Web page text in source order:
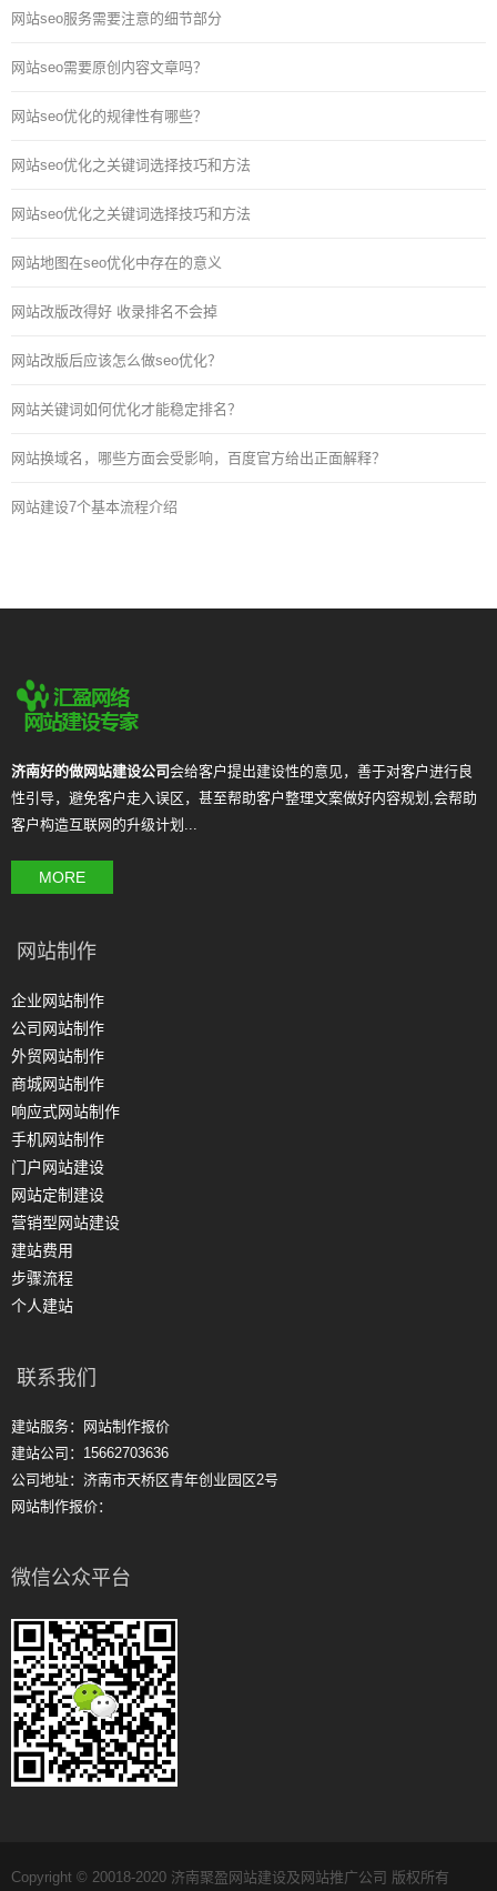
网站seo服务需要注意的细节部分
网站seo需要原创内容文章吗？
网站seo优化的规律性有哪些？
网站seo优化之关键词选择技巧和方法
网站seo优化之关键词选择技巧和方法
网站地图在seo优化中存在的意义
网站改版改得好 收录排名不会掉
网站改版后应该怎么做seo优化？
网站关键词如何优化才能稳定排名？
网站换域名，哪些方面会受影响，百度官方给出正面解释？
网站建设7个基本流程介绍
济南好的做网站建设公司会给客户提出建设性的意见，善于对客户进行良
性引导，避免客户走入误区，甚至帮助客户整理文案做好内容规划,会帮助
客户构造互联网的升级计划...
MORE
网站制作
企业网站制作
公司网站制作
外贸网站制作
商城网站制作
响应式网站制作
手机网站制作
门户网站建设
网站定制建设
营销型网站建设
建站费用
步骤流程
个人建站
联系我们
建站服务：网站制作报价
建站公司：15662703636
公司地址：济南市天桥区青年创业园区2号
网站制作报价：
微信公众平台
Copyright © 20018-2020 济南聚盈网站建设及网站推广公司 版权所有